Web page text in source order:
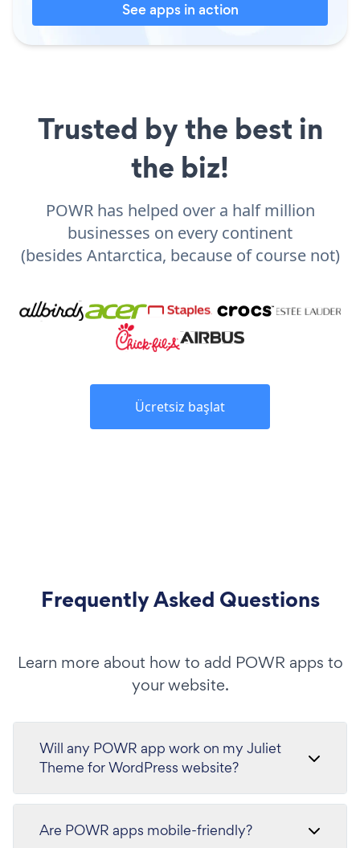
See apps in action
Trusted by the best in
the biz!
POWR has helped over a half million
businesses on every continent
(besides Antarctica, because of course not)
Ücretsiz başlat
Frequently Asked Questions
Learn more about how to add POWR apps to
your website.
Will any POWR app work on my Juliet
Theme for WordPress website?
Are POWR apps mobile-friendly?